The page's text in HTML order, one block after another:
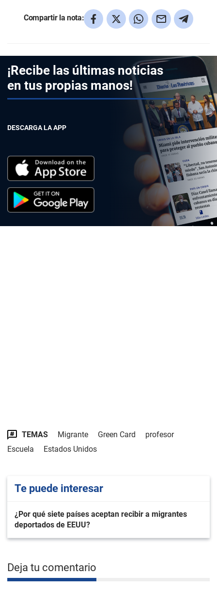
Compartir la nota:
¡Recibe las últimas noticias
en tus propias manos!
DESCARGA LA APP
TEMAS Migrante Green Card
profesor
Escuela
Estados Unidos
Te puede interesar
¿Por qué siete países aceptan recibir a migrantes
deportados de EEUU?
Deja tu comentario